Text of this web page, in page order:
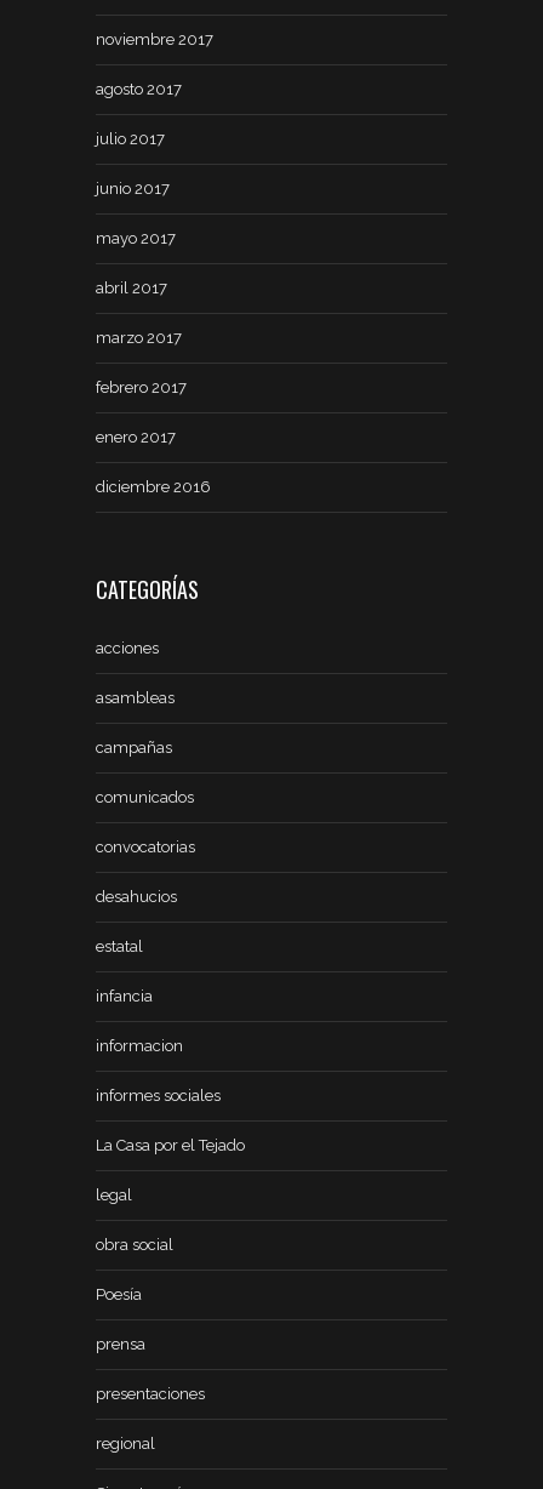
noviembre 2017
agosto 2017
julio 2017
junio 2017
mayo 2017
abril 2017
marzo 2017
febrero 2017
enero 2017
diciembre 2016
CATEGORÍAS
acciones
asambleas
campañas
comunicados
convocatorias
desahucios
estatal
infancia
informacion
informes sociales
La Casa por el Tejado
legal
obra social
Poesía
prensa
presentaciones
regional